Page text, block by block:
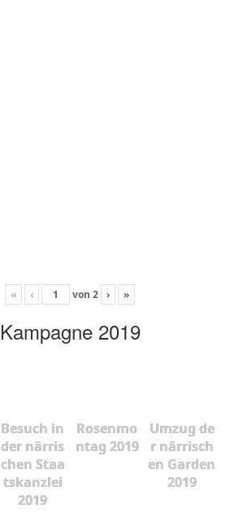
« ‹ von 2 › »
Kampagne 2019
Besuch in
der närris
chen Staa
tskanzlei
2019
Rosenmo
ntag 2019
Umzug de
r närrisch
en Garden
2019